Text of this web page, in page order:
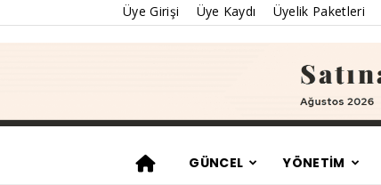
Üye Girişi Üye Kaydı Üyelik Paketleri
GÜNCEL YÖNETİM